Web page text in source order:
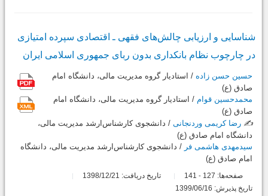
شناسایی و ارزیابی چالش‌های فقهی ـ اقتصادی سپرده امتیازی
در چارچوب نظام بانکداری بدون ربای جمهوری اسلامی ایران
حسین حسن زاده / استادیار گروه مدیریت مالی، دانشگاه امام
صادق (ع)
محمدحسین قوام / استادیار گروه مدیریت مالی، دانشگاه امام
صادق (ع)
✍️ رضا کریمی وردنجانی / دانشجوی کارشناس‌ارشد مدیریت مالی،
دانشگاه امام صادق (ع)
سیدمهدی هاشمی فر / دانشجوی کارشناس‌ارشد مدیریت مالی، دانشگاه
امام صادق (ع)
صفحه‌ها: 127
-
تاریخ دریافت: 1398/12/21
تاریخ پذیرش: 1399/06/16